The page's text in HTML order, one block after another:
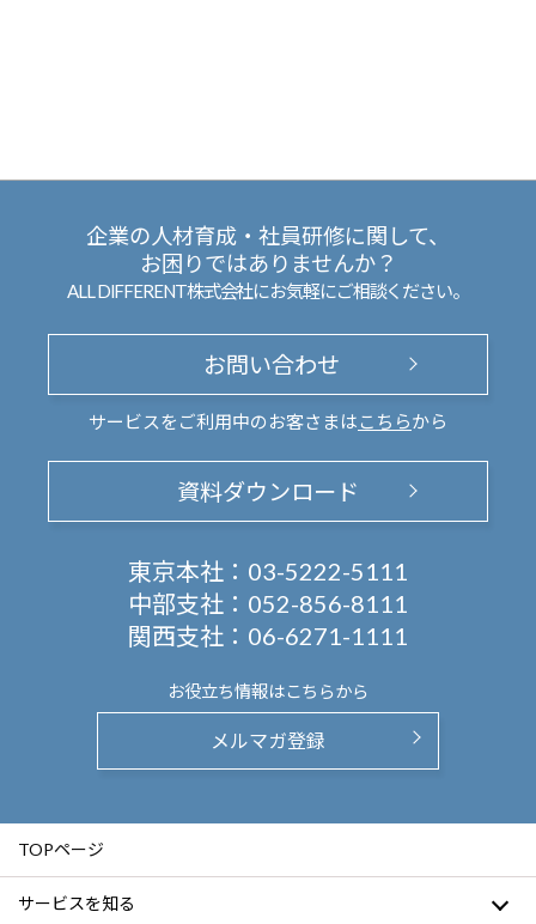
企業の人材育成・社員研修に関して、
お困りではありませんか？
ALL DIFFERENT株式会社にお気軽にご相談ください。
お問い合わせ
サービスをご利用中のお客さまは こちらから
資料ダウンロード
東京本社： 03-5222-5111
中部支社： 052-856-8111
関西支社： 06-6271-1111
お役立ち情報はこちらから
メルマガ登録
TOPページ
サービスを知る